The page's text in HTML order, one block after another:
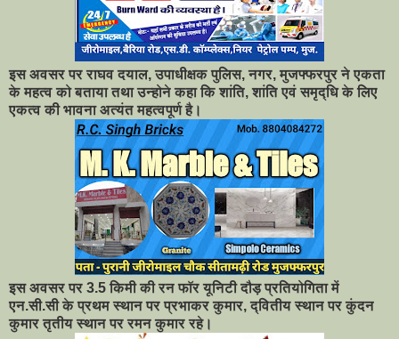
इस अवसर पर राघव दयाल, उपाधीक्षक पुलिस, नगर, मुजफ्फरपुर ने एकता
के महत्व को बताया तथा उन्होने कहा कि शांति, शांति एवं समृद्धि के लिए
एकत्व की भावना अत्यंत महत्वपूर्ण है।
इस अवसर पर 3.5 किमी की रन फॉर यूनिटी दौड़ प्रतियोगिता में
एन.सी.सी के प्रथम स्थान पर प्रभाकर कुमार, द्वितीय स्थान पर कुंदन
कुमार तृतीय स्थान पर रमन कुमार रहे।